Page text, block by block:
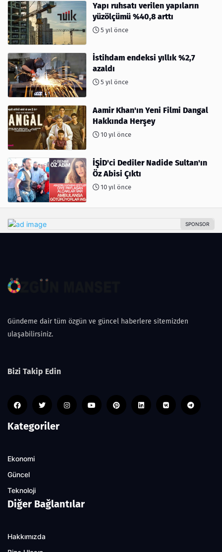
Yapı ruhsatı verilen yapıların
yüzölçümü %40,8 arttı
5 yıl önce
İstihdam endeksi yıllık %2,7
azaldı
5 yıl önce
Aamir Khan'ın Yeni Filmi Dangal
Hakkında Herşey
10 yıl önce
İŞİD'ci Dediler Nadide Sultan'ın
Öz Abisi Çıktı
10 yıl önce
Gündeme dair tüm özgün ve güncel haberlere sitemizden
ulaşabilirsiniz.
Bizi Takip Edin
Kategoriler
Ekonomi
Güncel
Teknoloji
Diğer Bağlantılar
Hakkımızda